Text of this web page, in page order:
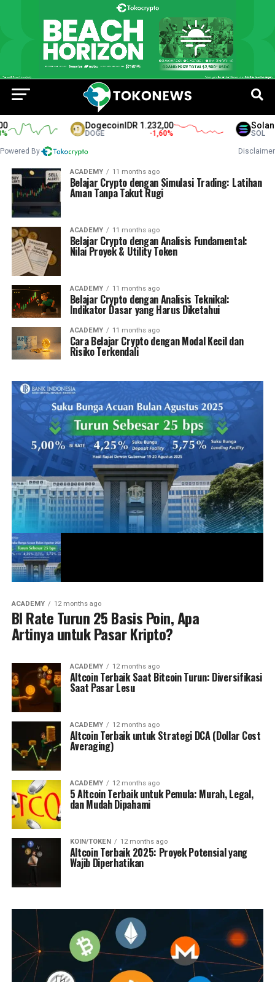
DogecoinIDR 1.232,00
DOGE -1,60 %
Solana
SOL
Powered By Disclaimer
ACADEMY 11 months ago
Belajar Crypto dengan Simulasi Trading: Latihan
Aman Tanpa Takut Rugi
ACADEMY 11 months ago
Belajar Crypto dengan Analisis Fundamental:
Nilai Proyek & Utility Token
ACADEMY 11 months ago
Belajar Crypto dengan Analisis Teknikal:
Indikator Dasar yang Harus Diketahui
ACADEMY 11 months ago
Cara Belajar Crypto dengan Modal Kecil dan
Risiko Terkendali
ACADEMY 12 months ago
BI Rate Turun 25 Basis Poin, Apa
Artinya untuk Pasar Kripto?
ACADEMY 12 months ago
Altcoin Terbaik Saat Bitcoin Turun: Diversifikasi
Saat Pasar Lesu
ACADEMY 12 months ago
Altcoin Terbaik untuk Strategi DCA (Dollar Cost
Averaging)
ACADEMY 12 months ago
5 Altcoin Terbaik untuk Pemula: Murah, Legal,
dan Mudah Dipahami
KOIN/TOKEN 12 months ago
Altcoin Terbaik 2025: Proyek Potensial yang
Wajib Diperhatikan